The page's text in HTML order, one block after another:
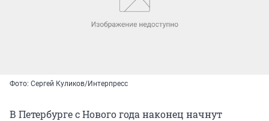
Фото: Сергей Куликов/Интерпресс
В Петербурге с Нового года наконец начнут